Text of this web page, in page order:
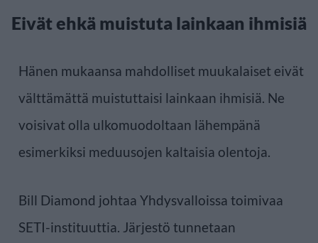
Eivät ehkä muistuta lainkaan ihmisiä
Hänen mukaansa mahdolliset muukalaiset eivät
välttämättä muistuttaisi lainkaan ihmisiä. Ne
voisivat olla ulkomuodoltaan lähempänä
esimerkiksi meduusojen kaltaisia olentoja.
Bill Diamond johtaa Yhdysvalloissa toimivaa
SETI-instituuttia. Järjestö tunnetaan